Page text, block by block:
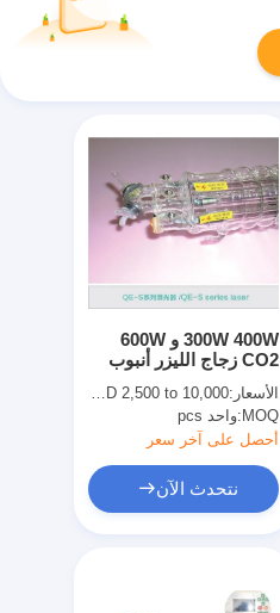
300W 400W و 600W
CO2 زجاج الليزر أنبوب
لالأسري معدات الليزر
الأسعار:USD 2,500 to 10,000
MOQ: واحد pcs
أحصل على آخر سعر
نتحدث الآن